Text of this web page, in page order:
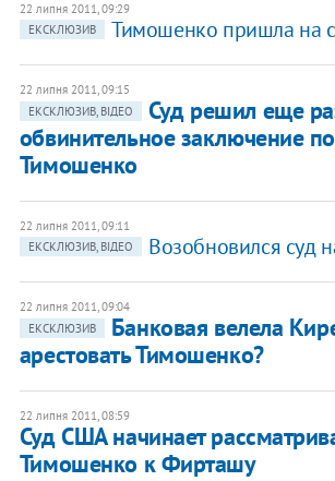
22 липня 2011, 09:29
ЕКСКЛЮЗИВ
Тимошенко пришла на
22 липня 2011, 09:15
ЕКСКЛЮЗИВ, ВІДЕО
Суд решил еще
обвинительное заключение
Тимошенко
22 липня 2011, 09:11
ЕКСКЛЮЗИВ, ВІДЕО
Возобновился суд
22 липня 2011, 09:04
ЕКСКЛЮЗИВ
Банковая велела
арестовать Тимошенко?
22 липня 2011, 08:59
Суд США начинает
Тимошенко к Фирташу